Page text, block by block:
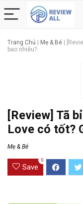
Trang Chủ Mẹ & Bé
bao nhiêu?
[Review] Tã
Love có tốt?
Mẹ & Bé
Save
0